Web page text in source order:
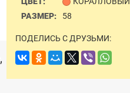
РАЗМЕР:
58
ПОДЕЛИСЬ С ДРУЗЬМИ: